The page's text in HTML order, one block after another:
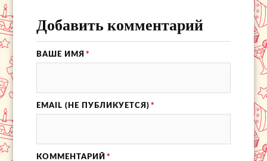
Добавить комментарий
ВАШЕ ИМЯ *
EMAIL (НЕ ПУБЛИКУЕТСЯ) *
КОММЕНТАРИЙ *